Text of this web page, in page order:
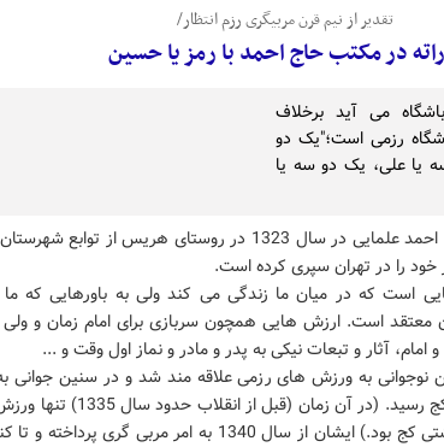
تقدیر از نیم قرن مربیگری رزم انتظار/
در مکتب حاج احمد با رمز یا حسین
می آید برخلاف
رزمی است؛"یک دو
یا علی، یک دو سه یا
گروه ورزشی مشرق - حاج احمد علمایی در سال 1323 در روستای هریس از
خود را در تهران سپری کرده است.
است که در میان ما زندگی می کند ولی به باورهایی که ما
معتقد است. ارزش هایی همچون سربازی برای امام زمان و ولی
آثار و تبعات نیکی به پدر و مادر و نماز اول وقت و ...
نوجوانی به ورزش های رزمی علاقه مند شد و در سنین جوانی
استادی در ورزش کشتی کج رسید. (در آن زمان (قبل از
موجود در ایران ورزش کشتی کج بود.) ایشان از سال 1340 به امر مربی گری